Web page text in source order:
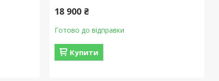
18 900 ₴
Готово до відправки
Купити